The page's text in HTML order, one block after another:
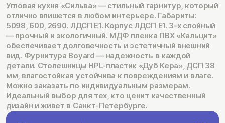
Угловая кухня «Сильва» — стильный гарнитур, который
отлично впишется в любом интерьере. Габариты:
5098, 600, 2690. ЛДСП Е1. Корпус ЛДСП Е1. 3-х слойный
— прочный и экологичный. МДФ пленка ПВХ «Кальцит»
обеспечивает долговечность и эстетичный внешний
вид. Фурнитура Boyard — надежность в каждой
детали. Столешницы HPL-пластик «Дуб Кера», ДСП 38
мм, влагостойкая устойчива к повреждениям и влаге.
Можно заказать по индивидуальным размерам.
Идеальный выбор для тех, кто ценит качественный
дизайн и живет в Санкт-Петербурге.